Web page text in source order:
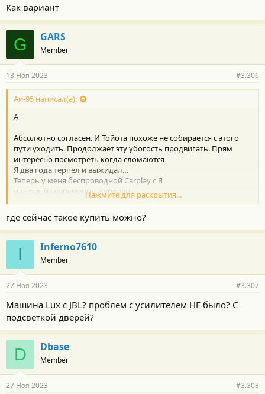
Как вариант
G GARS
Member
13 Ноя 2023 #3.306
Аи-95 написал(а):
А
Абсолютно согласен. И Тойота похоже не собирается с этого
пути уходить. Продолжает эту убогость продвигать. Прям
интересно посмотреть когда сломаются
Я два года терпел и выжидал…
Теперь у меня беспроводной Carplay с Я
на новый современный уровень.
Дальше замена акустики кроме шириков под стеклом. Самое
лучшее что есть из ОЕМ акустики JBL в Хае.
Посмотреть вложение 80196
Нажмите для раскрытия...
где сейчас такое купить можно?
I Inferno7610
Member
27 Ноя 2023 #3.307
Машина Lux с JBL? проблем с усилителем НЕ было? С
подсветкой дверей?
D Dbase
Member
27 Ноя 2023 #3.308